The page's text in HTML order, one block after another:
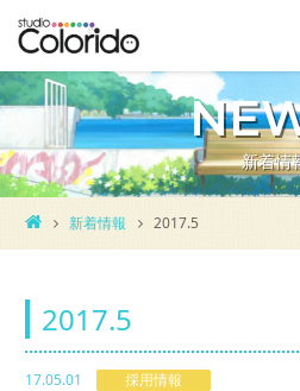
新着情
新着情報 2017.5
2017.5
17.05.01
採用情報